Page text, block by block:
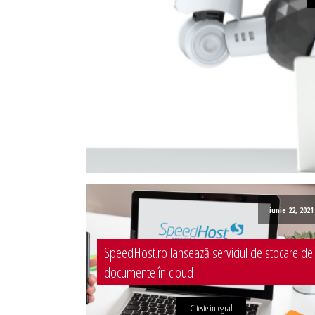
iunie 22, 2021
SpeedHost.ro lansează serviciul de stocare de
documente în cloud
Citeste integral